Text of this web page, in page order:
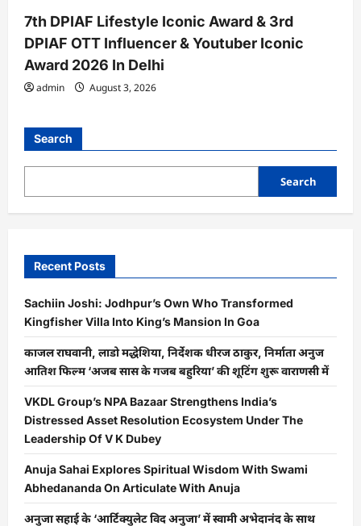
7th DPIAF Lifestyle Iconic Award & 3rd
DPIAF OTT Influencer & Youtuber Iconic
Award 2026 In Delhi
admin August 3, 2026
Search
Search
Recent Posts
Sachiin Joshi: Jodhpur’s Own Who Transformed
Kingfisher Villa Into King’s Mansion In Goa
काजल राघवानी, लाडो मद्धेशिया, निर्देशक धीरज ठाकुर, निर्माता अनुज
आतिश फिल्म ‘अजब सास के गजब बहुरिया’ की शूटिंग शुरू वाराणसी में
VKDL Group’s NPA Bazaar Strengthens India’s
Distressed Asset Resolution Ecosystem Under The
Leadership Of V K Dubey
Anuja Sahai Explores Spiritual Wisdom With Swami
Abhedananda On Articulate With Anuja
अनुजा सहाई के ‘आर्टिक्युलेट विद अनुजा’ में स्वामी अभेदानंद के साथ